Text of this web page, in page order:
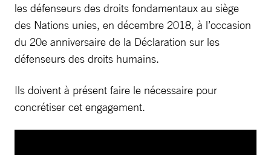
les défenseurs des droits fondamentaux au siège
des Nations unies, en décembre 2018, à l’occasion
du 20e anniversaire de la Déclaration sur les
défenseurs des droits humains.
Ils doivent à présent faire le nécessaire pour
concrétiser cet engagement.